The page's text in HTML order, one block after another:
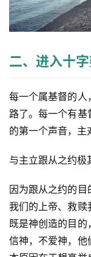
主
日
拜
专
题
讲
赞
美
敬
拜
二、进入十
每一个属基督的人
路了。每一个有
的第一个声音，主
与主立跟从之约极
因为跟从之约的
我们的上帝、救赎
既是神创造的目
信神，不爱神，他